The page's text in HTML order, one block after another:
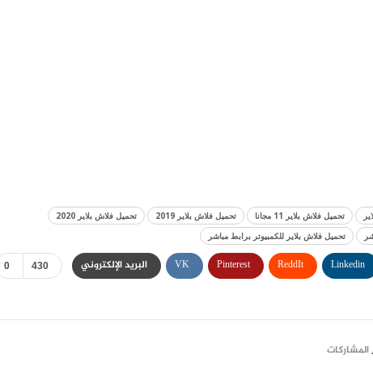
تحميل فلاش بلاير 11 مجانا تحميل فلاش بلاير 2019
تحميل فلاش بلاير 2020
تحميل فلاش بلاير للكمبيوتر برابط مباشر
0 430 Linkedin
ReddIt
Pinterest
VK البريد الإلكتروني